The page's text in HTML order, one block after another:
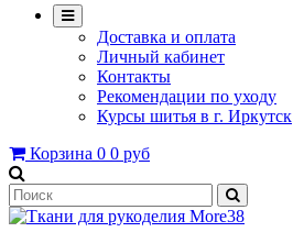
Доставка и оплата
Личный кабинет
Контакты
Рекомендации по уходу
Курсы шитья в г. Иркутск
Корзина 0 0 руб